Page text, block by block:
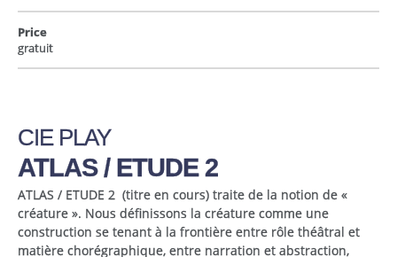
Price
gratuit
CIE PLAY
ATLAS / ETUDE 2
ATLAS / ETUDE 2 (titre en cours) traite de la notion de «
créature ». Nous définissons la créature comme une
construction se tenant à la frontière entre rôle théâtral et
matière chorégraphique, entre narration et abstraction,